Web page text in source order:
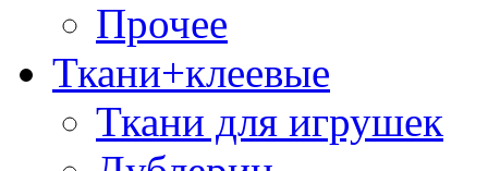
Прочее
Ткани+клеевые
Ткани для игрушек